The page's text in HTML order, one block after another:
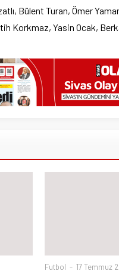
Bülent Turan, Ömer
Korkmaz, Yasin Ocak,
Futbol 17 Temmuz